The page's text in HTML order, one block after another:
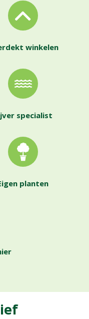
winkelen
specialist
planten